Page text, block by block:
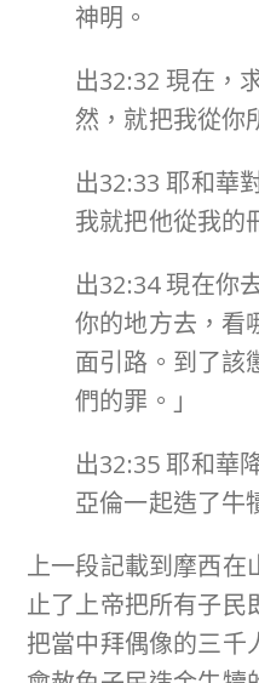
神明。
出32:32 現在，
然，就把我從你
出32:33 耶和華
我就把他從我的
出32:34 現在你
你的地方去，看
面引路。到了該
們的罪。」
出32:35 耶和華
亞倫一起造了牛
上一段記載到摩西在
止了上帝把所有子民
把當中拜偶像的三千